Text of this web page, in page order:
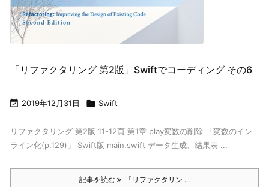
「リファクタリング 第2版」Swiftでコーディング その6
 2019年12月31日  Swift
リファクタリング 第2版 11-12頁 第1章 play変数の削除 「変数のイン
ライン化(p.129)」 Swift版 main.swift データ生成、結果表 ...
記事を読む 「リファクタリン ...